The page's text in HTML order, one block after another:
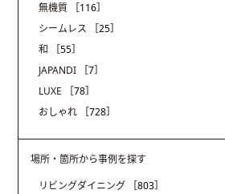
無機質
［116］
シームレス
［25］
和
［55］
JAPANDI
［7］
LUXE
［78］
おしゃれ
［728］
場所・箇所から事例を探す
リビングダイニング
［803］